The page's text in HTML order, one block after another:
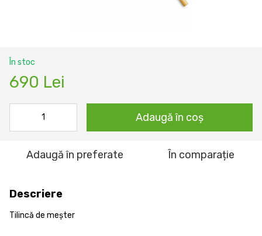
În stoc
690 Lei
Adaugă în coș
Adaugă în preferate În comparație
Descriere
Tilincă de meșter